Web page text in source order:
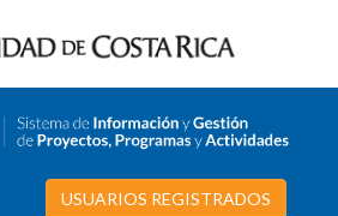
USUARIOS REGISTRADOS